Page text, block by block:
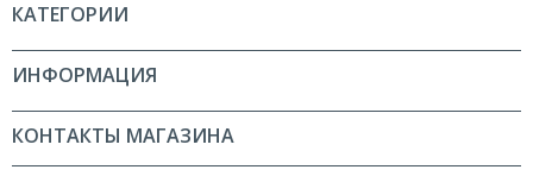
КАТЕГОРИИ
ИНФОРМАЦИЯ
КОНТАКТЫ МАГАЗИНА